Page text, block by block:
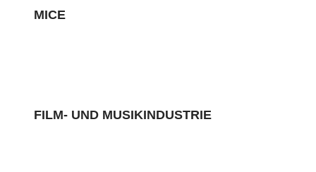
MICE
FILM- UND MUSIKINDUSTRIE